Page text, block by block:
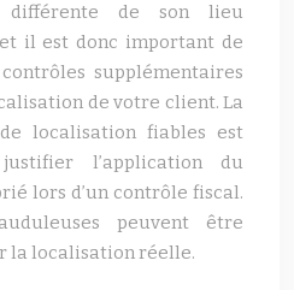
différente de son lieu
il est donc important de
supplémentaires
de votre client. La
localisation fiables est
l’application du
lors d’un contrôle fiscal.
peuvent être
la localisation réelle.